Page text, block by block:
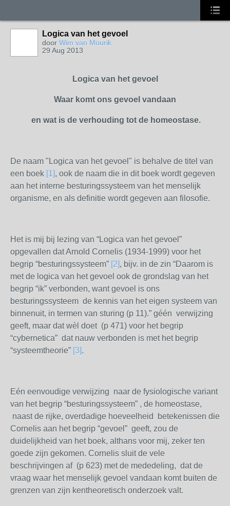
Logica van het gevoel
door Wim van Mourik
29 Aug 2013
Logica van het gevoel
Waar komt ons gevoel vandaan
en wat is de verhouding tot de homeostase.
De naam "Logica van het gevoel" is behalve de titel van
een boek [1], ook de naam die in dit boek wordt gegeven
aan het interne besturingssysteem van het menselijk
organisme, en als definitie wordt gegeven aan filosofie.
Het is mij bij lezing van “Logica van het gevoel”
opgevallen dat Arnold Cornelis (1934-1999) voor het
begrip “besturingssysteem” [2], bijv. in de zin “Daarom is
met de logica van het gevoel ook de grondslag van het
begrip “ik” verbonden, want gevoel is ons
besturingssysteem de kennis van het eigen systeem van
binnenuit, in termen van sturing (p 11).” géén verwijzing
geeft, maar dat wèl doet (p 471) voor het begrip
“cybernetica” dat nauw verbonden is met het begrip
“systeemtheorie” [3].
Eén eenvoudige verwijzing naar de fysiologische variant
van het begrip “besturingssysteem” , de homeostase,
naast de rijke, overdadige hoeveelheid betekenissen die
Cornelis aan het begrip “gevoel” geeft, zou de
duidelijkheid van het boek, althans voor mij, zeker ten
goede zijn gekomen. Cornelis sluit de vele
beschrijvingen af (p 623) met de mededeling, dat de
vraag waar het menselijk gevoel vandaan komt buiten de
grenzen van zijn kentheoretisch onderzoek valt.